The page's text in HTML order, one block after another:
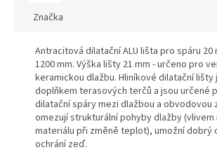
Značka
Antracitová dilatační ALU lišta pro spáru 20
1200 mm. Výška lišty 21 mm - určeno pro
keramickou dlažbu. Hliníkové dilatační lišty
doplňkem terasových terčů a jsou určené
dilatační spáry mezi dlažbou a obvodovou
omezují strukturální pohyby dlažby
materiálu při změně teplot), umožní dobrý
ochrání zeď.